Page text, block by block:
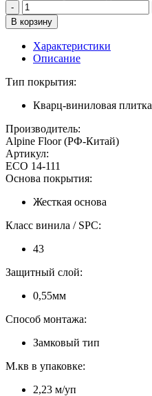
Характеристики
Описание
Тип покрытия:
Кварц-виниловая плитка
Производитель:
Alpine Floor (РФ-Китай)
Артикул:
ECO 14-111
Основа покрытия:
Жесткая основа
Класс винила / SPC:
43
Защитный слой:
0,55мм
Способ монтажа:
Замковый тип
М.кв в упаковке:
2,23 м/уп